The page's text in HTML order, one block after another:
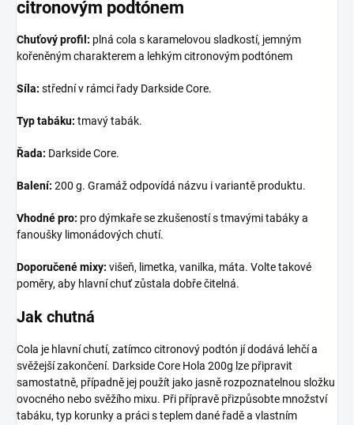
citronovým podtónem
Chuťový profil: plná cola s karamelovou sladkostí, jemným
kořeněným charakterem a lehkým citronovým podtónem
Síla: střední v rámci řady Darkside Core.
Typ tabáku: tmavý tabák.
Řada: Darkside Core.
Balení: 200 g. Gramáž odpovídá názvu i variantě produktu.
Vhodné pro: pro dýmkaře se zkušeností s tmavými tabáky a
fanoušky limonádových chutí.
Doporučené mixy: višeň, limetka, vanilka, máta. Volte takové
poměry, aby hlavní chuť zůstala dobře čitelná.
Jak chutná
Cola je hlavní chutí, zatímco citronový podtón jí dodává lehčí a
svěžejší zakončení. Darkside Core Hola 200g lze připravit
samostatně, případně jej použít jako jasně rozpoznatelnou složku
ovocného nebo svěžího mixu. Při přípravě přizpůsobte množství
tabáku, typ korunky a práci s teplem dané řadě a vlastním